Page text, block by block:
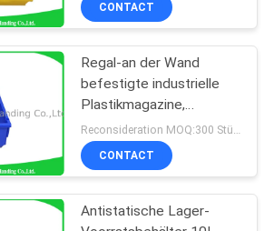
55
CONTACT
Regal-an der Wand
befestigte industrielle
Plastikmagazine,
Hochleistungsstapelbare
Plastikbehälter
CONTACT
Antistatische Lager-